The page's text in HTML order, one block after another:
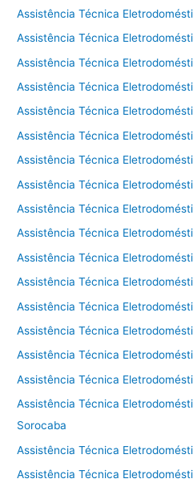
Assistência Técnica
Assistência Técnica
Assistência Técnica
Assistência Técnica
Assistência Técnica
Assistência Técnica
Assistência Técnica
Assistência Técnica
Assistência Técnica
Assistência Técnica
Assistência Técnica
Assistência Técnica
Assistência Técnica
Assistência Técnica
Assistência Técnica
Assistência Técnica
Assistência Técnica
Sorocaba
Assistência Técnica
Assistência Técnica